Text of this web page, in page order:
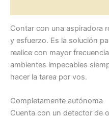
Contar con una aspiradora
y esfuerzo. Es la solución
realice con mayor
ambientes impecables
hacer la tarea por vos.
Completamente autónoma
Cuenta con un detector de